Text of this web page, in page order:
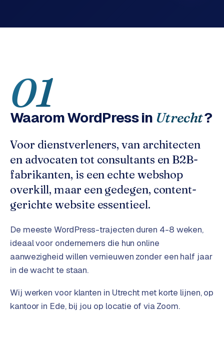
o
r
e
w
e
s
h
o
p
B
B
c
o
m
e
F
A
Q
C
o
n
c
01
WaaromWordPressin Utrecht?
Voor dienstverleners, van architecten
en advocaten tot consultants en B2B-
fabrikanten, is een echte webshop
overkill, maar een gedegen, content-
gerichte website essentieel.
De meeste WordPress-trajecten duren 4-8 weken,
ideaal voor ondernemers die hun online
aanwezigheid willen vernieuwen zonder een half jaar
in de wacht te staan.
Wij werken voor klanten in Utrecht met korte lijnen, op
kantoor in Ede, bij jou op locatie of via Zoom.